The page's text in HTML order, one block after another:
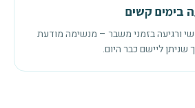
בימים קשים
ורגיעה בזמני משבר – מנשימה מודעת
ליישם כבר היום.